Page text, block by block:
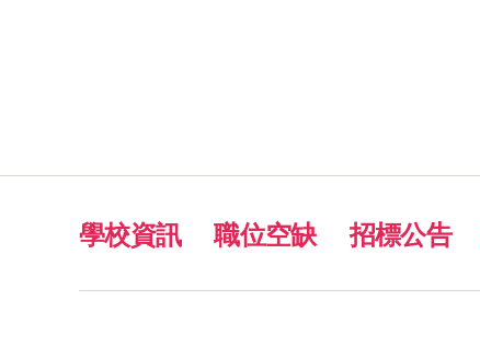
學校資訊 職位空缺 招標公告